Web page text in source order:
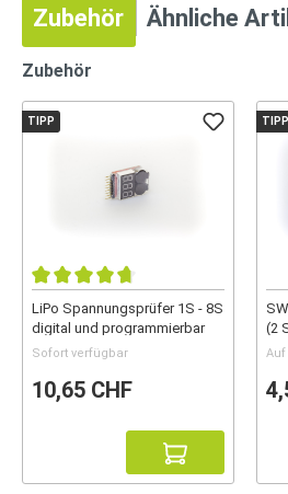
Zubehör Ähnliche
Zubehör
TIPP
LiPo Spannungsprüfer 1S - 8S
digital und programmierbar
Sofort verfügbar
10,65 CHF
TIPP
(2